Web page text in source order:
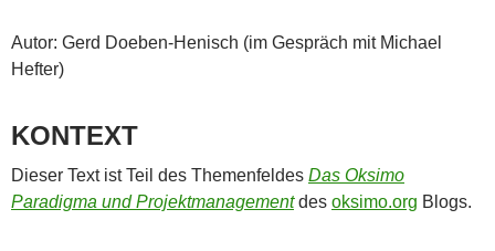
Autor: Gerd Doeben-Henisch (im Gespräch mit Michael
Hefter)
KONTEXT
Dieser Text ist Teil des Themenfeldes Das Oksimo
Paradigma und Projektmanagementdes oksimo.org Blogs.